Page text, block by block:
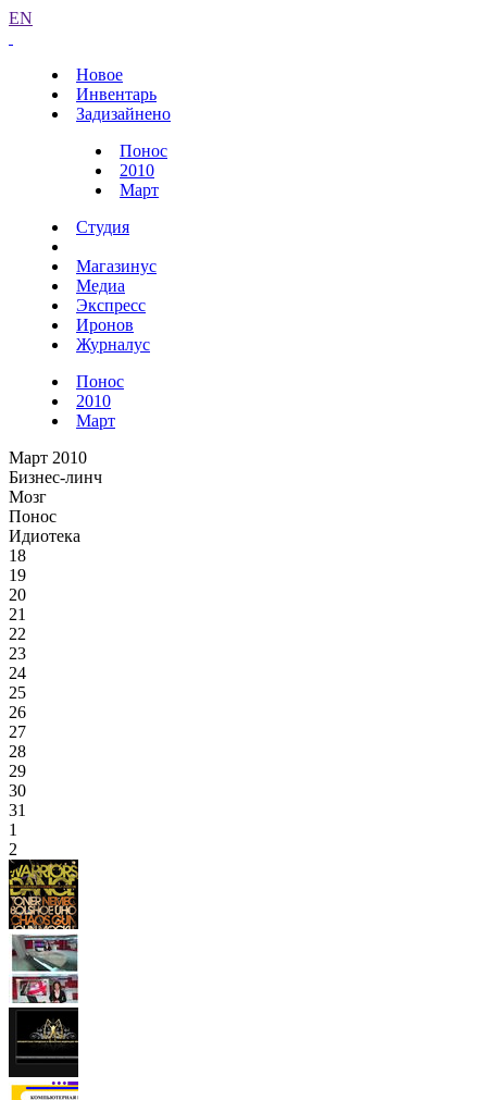
EN
Новое
Инвентарь
Задизайнено
Понос
2010
Март
Студия
Магазинус
Медиа
Экспресс
Иронов
Журналус
Понос
2010
Март
Март 2010
Бизнес-линч
Мозг
Понос
Идиотека
18
19
20
21
22
23
24
25
26
27
28
29
30
31
1
2